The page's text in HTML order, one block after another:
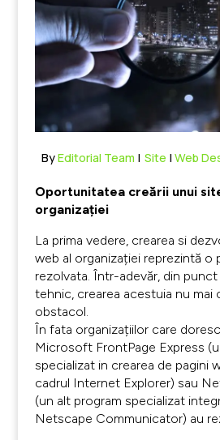
ByEditorial Team | Site |Web
Oportunitatea creării unui
organizației
La prima vedere, crearea si
web al organizației reprezintă o
rezolvata. Într-adevăr, din
tehnic, crearea acestuia nu mai
obstacol.
În fata organizațiilor care
Microsoft FrontPage Express
specializat in crearea de pagini
cadrul Internet Explorer) sau
(un alt program specializat
Netscape Communicator) au